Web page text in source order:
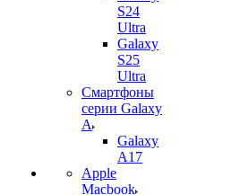
S24
Ultra
Galaxy
S25
Ultra
Смартфоны
серии Galaxy
A
Galaxy
A17
Apple
Macbook